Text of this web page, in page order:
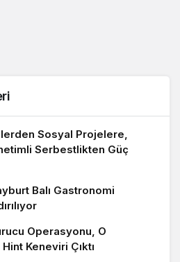
Sosyal Projelere,
Serbestlikten Güç
Balı Gastronomi
Operasyonu, O
Keneviri Çıktı